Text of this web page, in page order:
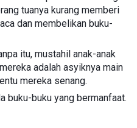
tuanya kurang memberi
dan membelikan buku-
itu, mustahil anak-anak
adalah asyiknya main
mereka senang.
buku-buku yang bermanfaat.